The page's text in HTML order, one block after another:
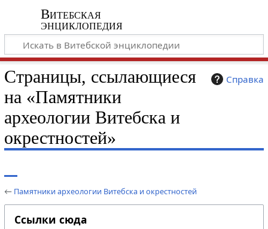
Витебская
энциклопедия
Справка
Страницы, ссылающиеся
на «Памятники
археологии Витебска и
окрестностей»
← Памятники археологии Витебска и окрестностей
Ссылки сюда